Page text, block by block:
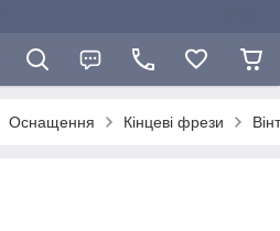
Оснащення Кінцеві фрези